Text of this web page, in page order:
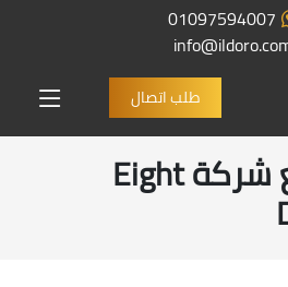
01097594007
طلب اتصال
- أحدث مشاريع شركة Eight